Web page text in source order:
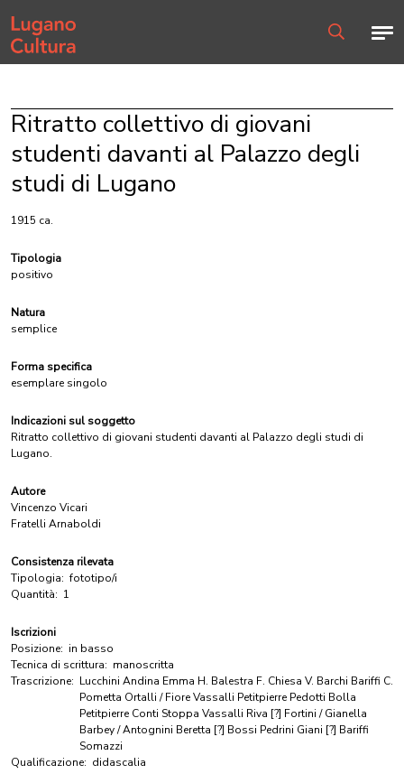
Home page
Ritratto collettivo di giovani
studenti davanti al Palazzo degli
studi di Lugano
1915 ca.
Tipologia
positivo
Natura
semplice
Forma specifica
esemplare singolo
Indicazioni sul soggetto
Ritratto collettivo di giovani studenti davanti al Palazzo degli studi di
Lugano.
Autore
Vincenzo Vicari
Fratelli Arnaboldi
Consistenza rilevata
Tipologia: fototipo/i
Quantità: 1
Iscrizioni
Posizione: in basso
Tecnica di scrittura: manoscritta
Trascrizione: Lucchini Andina Emma H. Balestra F. Chiesa V. Barchi Bariffi C.
Pometta Ortalli / Fiore Vassalli Petitpierre Pedotti Bolla
Petitpierre Conti Stoppa Vassalli Riva [?] Fortini / Gianella
Barbey / Antognini Beretta [?] Bossi Pedrini Giani [?] Bariffi
Somazzi
Qualificazione: didascalia